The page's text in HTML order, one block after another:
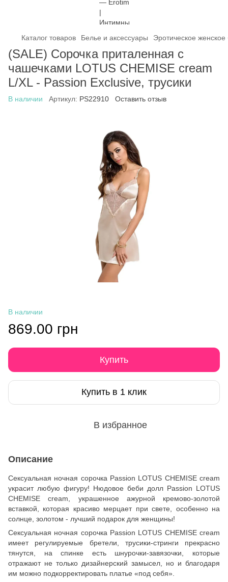
Каталог товаров Белье и аксессуары Эротическое женское
(SALE) Сорочка приталенная с
чашечками LOTUS CHEMISE cream
L/XL - Passion Exclusive, трусики
В наличии Артикул: PS22910 Оставить отзыв
В наличии
869.00 грн
Купить
Купить в 1 клик
В избранное
Описание
Сексуальная ночная сорочка Passion LOTUS CHEMISE cream
украсит любую фигуру! Нюдовое беби долл Passion LOTUS
CHEMISE cream, украшенное ажурной кремово-золотой
вставкой, которая красиво мерцает при свете, особенно на
солнце, золотом - лучший подарок для женщины!
Сексуальная ночная сорочка Passion LOTUS CHEMISE cream
имеет регулируемые бретели, трусики-стринги прекрасно
тянутся, на спинке есть шнурочки-завязочки, которые
отражают не только дизайнерский замысел, но и благодаря
им можно подкорректировать платье «под себя».